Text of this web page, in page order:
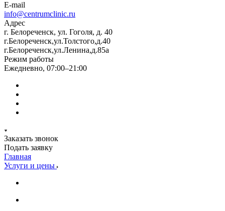
E-mail
info@centrumclinic.ru
Адрес
г. Белореченск, ул. Гоголя, д. 40
г.Белореченск,ул.Толстого,д.40
г.Белореченск,ул.Ленина,д.85а
Режим работы
Ежедневно, 07:00–21:00
Заказать звонок
Подать заявку
Главная
Услуги и цены